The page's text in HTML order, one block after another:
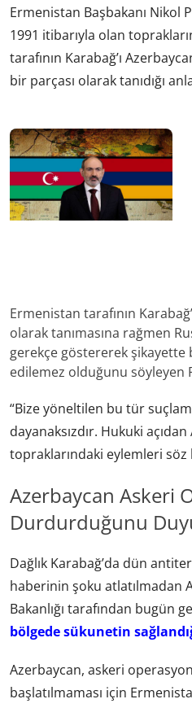
Ermenistan Başbakanı Nikol
1991 itibarıyla olan
tarafının Karabağ’ı
bir parçası olarak tanıdığı
Ermenistan tarafının
olarak tanımasına rağmen
gerekçe göstererek şikayette
edilemez olduğunu söyleyen
“Bize yöneltilen bu tür
dayanaksızdır. Hukuki
topraklarındaki eylemleri söz
Azerbaycan Askeri
Durdurduğunu
Dağlık Karabağ’da dün
haberinin şoku atlatılmadan
Bakanlığı tarafından bugün
bölgede sükunetin
Azerbaycan, askeri
başlatılmaması için